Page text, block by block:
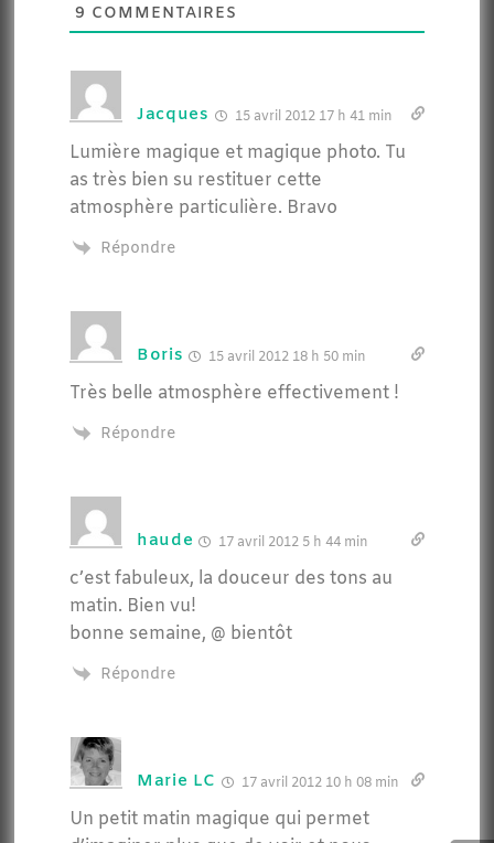
9 COMMENTAIRES
Jacques 15 avril 2012 17 h 41 min
Lumière magique et magique photo. Tu
as très bien su restituer cette
atmosphère particulière. Bravo
Répondre
Boris 15 avril 2012 18 h 50 min
Très belle atmosphère effectivement !
Répondre
haude 17 avril 2012 5 h 44 min
c’est fabuleux, la douceur des tons au
matin. Bien vu!
bonne semaine, @ bientôt
Répondre
Marie LC 17 avril 2012 10 h 08 min
Un petit matin magique qui permet